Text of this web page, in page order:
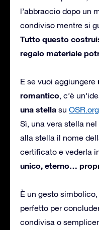
l’abbraccio dopo un
condiviso mentre si
Tutto questo
regalo materiale
E se vuoi aggiungere
romantico, c’è
una stella su OSR.org
Sì, una vera stella
alla stella il nome
certificato e vederla
unico, eterno…
È un gesto
perfetto per
condivisa o